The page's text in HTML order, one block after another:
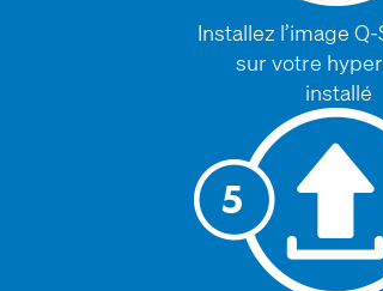
Installez l’image
sur votre
installé